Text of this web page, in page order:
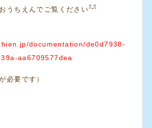
うちえんでご覧ください
documentation/de0d7938-
aa6709577dea
必要です）